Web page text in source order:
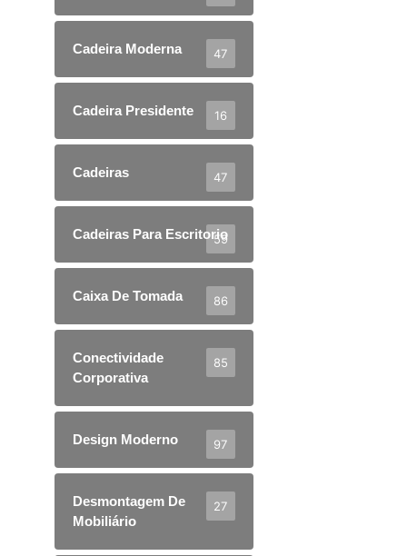
Cadeira Moderna 47
Cadeira Presidente 16
Cadeiras 47
Cadeiras Para Escritorio
59
Caixa De Tomada 86
Conectividade
Corporativa
85
Design Moderno 97
Desmontagem De
Mobiliário
27